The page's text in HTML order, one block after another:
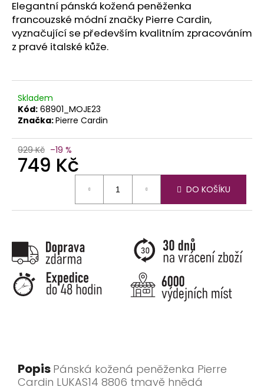
Elegantní pánská kožená peněženka
francouzské módní značky Pierre Cardin,
vyznačující se především kvalitním zpracováním
z pravé italské kůže.
Skladem
Kód: 68901_MOJE23
Značka:Pierre Cardin
929 Kč –19 %
749 Kč
DO KOŠÍKU
Popis Pánská kožená peněženka Pierre
Cardin LUKAS14 8806 tmavě hnědá
j
e
m
e